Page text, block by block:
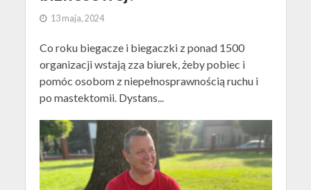
13 maja, 2024
Co roku biegacze i biegaczki z ponad 1500
organizacji wstają zza biurek, żeby pobiec i
pomóc osobom z niepełnosprawnością ruchu i
po mastektomii. Dystans...